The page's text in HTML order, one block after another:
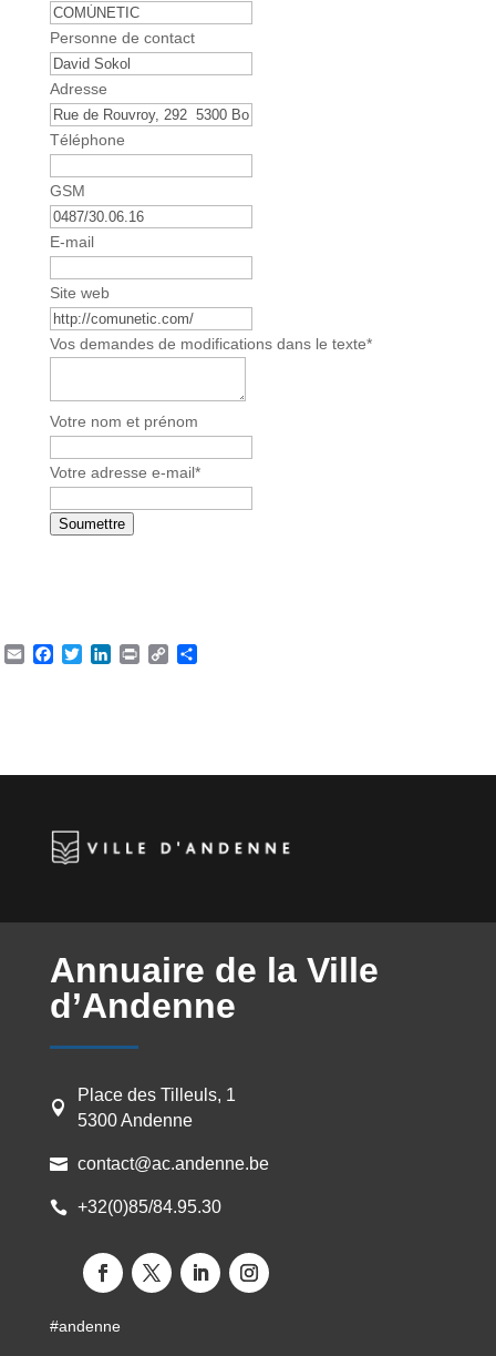
P
h
o
n
e
u
m
b
r
*
Personne de contact
Adresse
Téléphone
GSM
E-mail
Site web
Vos demandes de modifications dans le texte*
Votre nom et prénom
Votre adresse e-mail*
Soumettre
EmailFacebook
TwitterLinkedIn
Print Copy
Annuaire de la Ville
d’Andenne

Place des Tilleuls, 1
5300 Andenne
 contact@ac.andenne.be
 +32(0)85/84.95.30
#andenne